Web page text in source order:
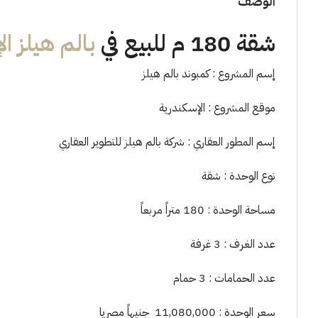
شقة 180 م للبيع في بالم هيلز
إسم المشروع : كمبوند بالم هيلز
موقع المشروع : الإسكندرية
إسم المطور العقاري : شركة بالم هيلز للتطوير العقاري
نوع الوحدة : شقة
مساحة الوحدة : 180 متراً مربعاً
عدد الغرف : 3 غرفة
عدد الحمامات : 3 حمام
سعر الوحدة : 11,080,000 جنيهاً مصريا